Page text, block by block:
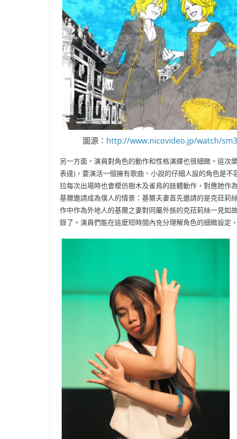
圖源： http://www.nicovideo.jp/watch/
另一方面，演員對角色的動作和性格演繹也很細緻。這次
表達)，要演活一個擁有歌曲、小說的仔細人設的角色是
拉每次出場時也會模仿樹木及雀鳥的肢體動作，對應她作
基爾邀請成為僕人的情景：基爾夫妻首先邀請的是克菈莉
作中作為外地人的基爾之妻對同屬外族的克菈莉絲一見如
錄了。演員們能在這麼短時間內充分理解角色的細緻設定